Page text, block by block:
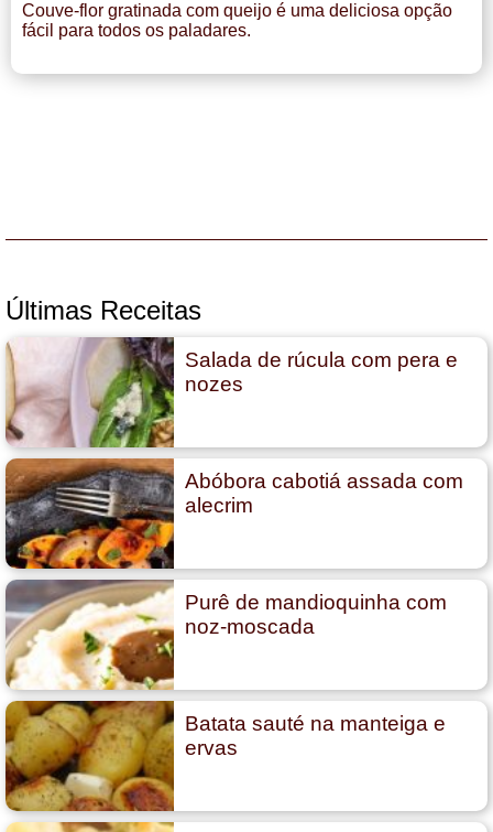
Couve-flor gratinada com queijo é uma deliciosa opção
fácil para todos os paladares.
Últimas Receitas
Salada de rúcula com pera e
nozes
Abóbora cabotiá assada com
alecrim
Purê de mandioquinha com
noz-moscada
Batata sauté na manteiga e
ervas